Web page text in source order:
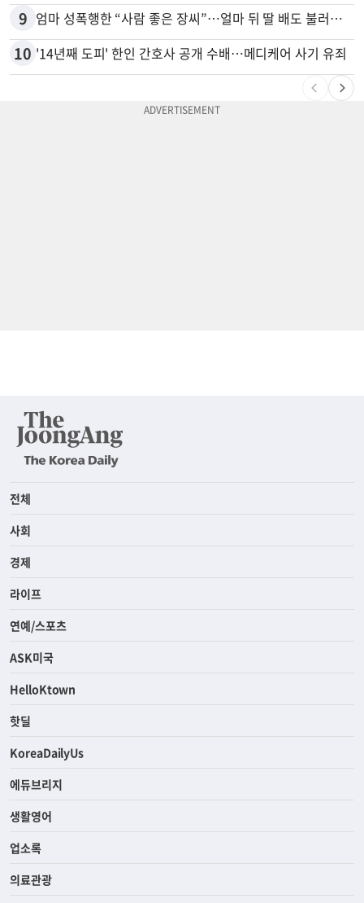
9 엄마 성폭행한 “사람 좋은 장씨”…얼마 뒤 딸 배도 불러왔다
10 '14년째 도피' 한인 간호사 공개 수배…메디케어 사기 유죄
전체
사회
경제
라이프
연예/스포츠
ASK미국
HelloKtown
핫딜
KoreaDailyUs
에듀브리지
생활영어
업소록
의료관광